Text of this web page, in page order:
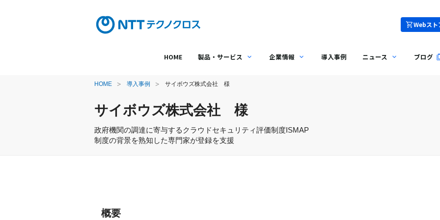
Webスト
HOME 製品・サービス 企業情報 導入事例 ニュース ブログ
HOME 導入事例 サイボウズ株式会社 様
サイボウズ株式会社 様
政府機関の調達に寄与するクラウドセキュリティ評価制度ISMAP
制度の背景を熟知した専門家が登録を支援
概要